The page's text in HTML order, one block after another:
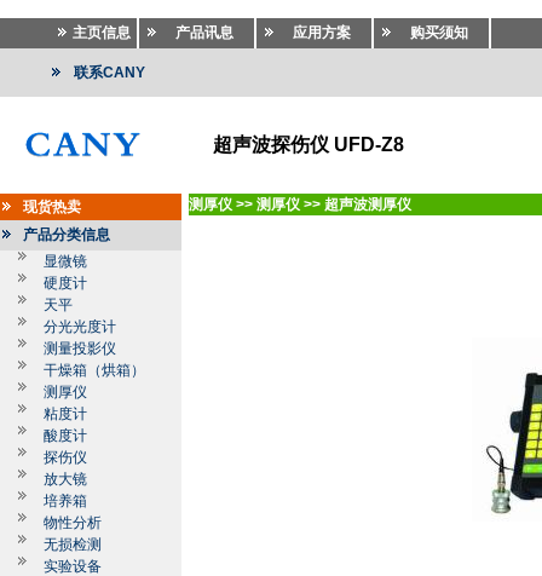
主页信息 产品讯息 应用方案 购买须知
联系CANY
超声波探伤仪 UFD-Z8
现货热卖
产品分类信息
显微镜
硬度计
天平
分光光度计
测量投影仪
干燥箱（烘箱）
测厚仪
粘度计
酸度计
探伤仪
放大镜
培养箱
物性分析
无损检测
实验设备
测厚仪 >> 测厚仪 >> 超声波测厚仪